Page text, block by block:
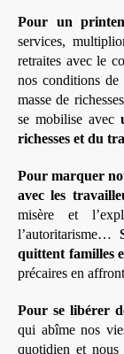
Pour un
services,
retraites avec le
nos conditions
masse de
se mobilise avec
richesses et du
Pour marquer
avec les
misère et
l’autoritarisme…
quittent familles
précaires en
Pour se libérer
qui abîme nos
quotidien et nous